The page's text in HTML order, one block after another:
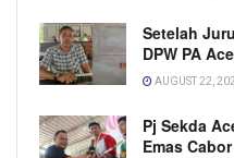
Setelah
DPW PA
AUGUST 22,
Pj Sekda
Emas